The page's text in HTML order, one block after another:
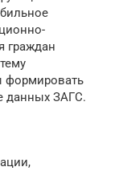
граждан
формировать
данных ЗАГС.